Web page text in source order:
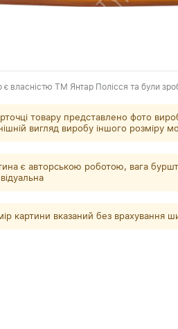
є власністю ТМ Янтар Полісся та були
товару представлено фото
вигляд виробу іншого розміру
є авторською роботою, вага
картини вказаний без врахування